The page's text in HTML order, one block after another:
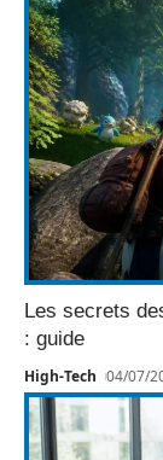
Les secrets
: guide
High-Tech 04/07/